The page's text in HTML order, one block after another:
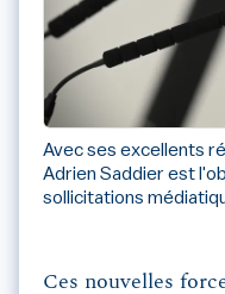
Avec ses excellents
Adrien Saddier est
sollicitations
Ces nouvelles